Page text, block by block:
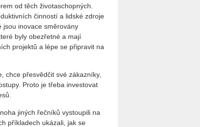
od těch životaschopných.
činností a lidské zdroje
jsou inovace směrovány
byly obezřetné a mají
projektů a lépe se připravit na
chce přesvědčit své zákazníky,
Proto je třeba investovat
jiných řečníků vystoupili na
příkladech ukázali, jak se